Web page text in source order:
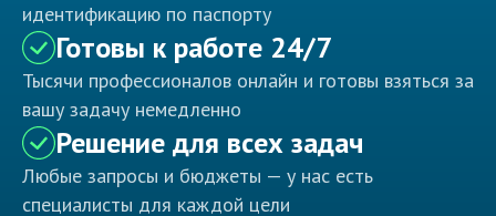
идентификацию по паспорту
Готовы к работе 24/7
Тысячи профессионалов онлайн и готовы взяться за
вашу задачу немедленно
Решение для всех задач
Любые запросы и бюджеты — у нас есть
специалисты для каждой цели